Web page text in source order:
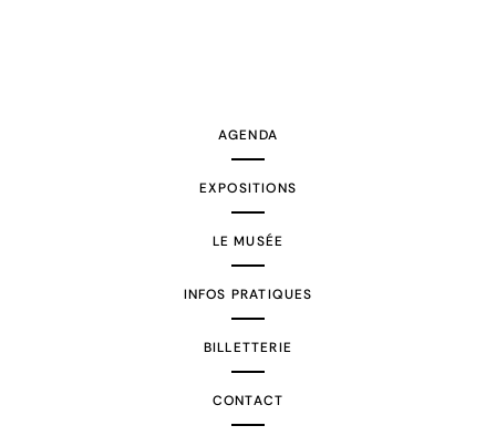
AGENDA
EXPOSITIONS
LE MUSÉE
INFOS PRATIQUES
BILLETTERIE
CONTACT